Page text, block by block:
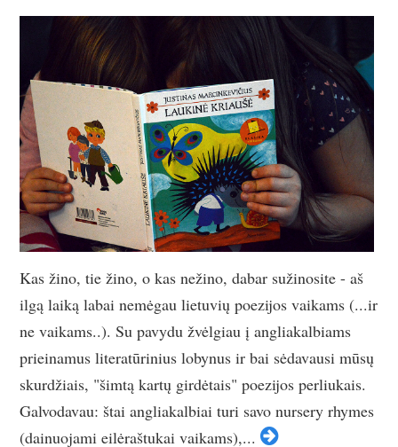
Kas žino, tie žino, o kas nežino, dabar sužinosite - aš
ilgą laiką labai nemėgau lietuvių poezijos vaikams (...ir
ne vaikams..). Su pavydu žvėlgiau į angliakalbiams
prieinamus literatūrinius lobynus ir bai sėdavausi mūsų
skurdžiais, "šimtą kartų girdėtais" poezijos perliukais.
Galvodavau: štai angliakalbiai turi savo nursery rhymes
(dainuojami eilėraštukai vaikams),...